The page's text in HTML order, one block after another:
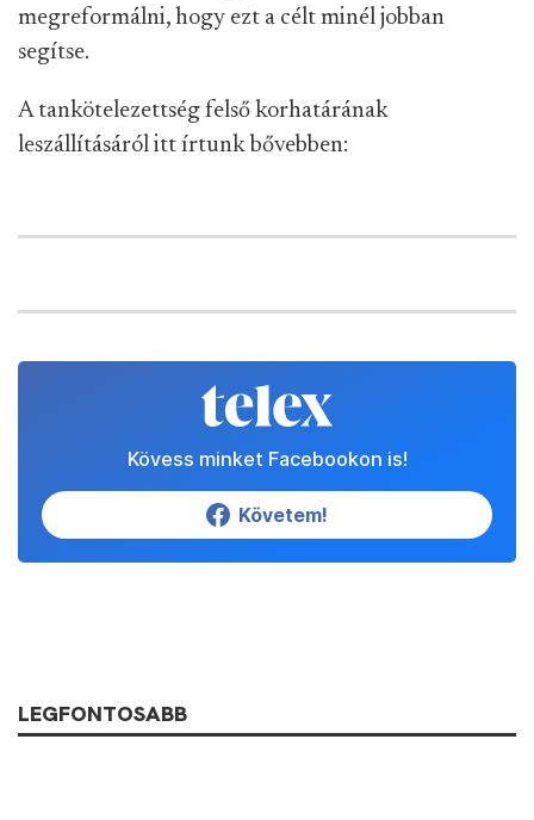
megreformálni, hogy ezt a célt minél jobban
segítse.
A tankötelezettség felső korhatárának
leszállításáról itt írtunk bővebben:
Kövess minket Facebookon is!
Követem!
LEGFONTOSABB